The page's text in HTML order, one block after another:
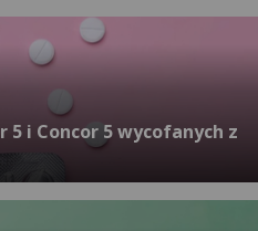
5 i Concor 5 wycofanych z